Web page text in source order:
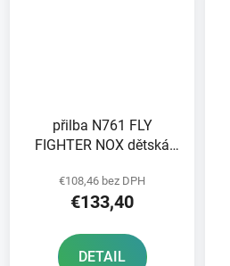
přilba N761 FLY
FIGHTER NOX dětská
€108,46 bez DPH
€133,40
DETAIL